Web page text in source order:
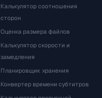
Калькулятор соотношения
сторон
Оценка размера файлов
Калькулятор скорости и
замедления
Планировщик хранения
Конвертер времени субтитров